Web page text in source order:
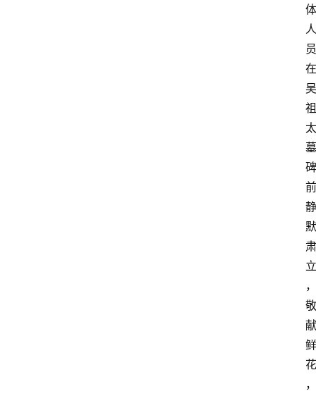
体
人
员
在
吴
祖
太
墓
碑
前
静
默
肃
立
，
敬
献
鲜
花
，